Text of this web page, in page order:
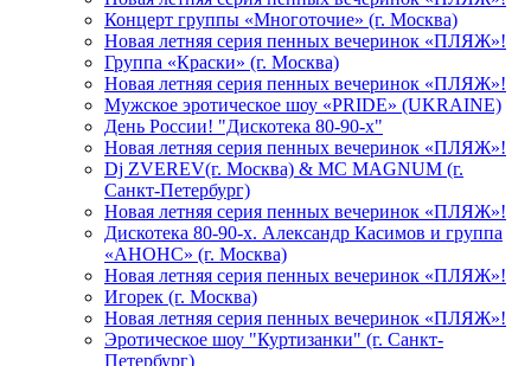
Концерт группы «Многоточие» (г. Москва)
Новая летняя серия пенных вечеринок «ПЛЯЖ»!
Группа «Краски» (г. Москва)
Новая летняя серия пенных вечеринок «ПЛЯЖ»!
Мужское эротическое шоу «PRIDE» (UKRAINE)
День России! "Дискотека 80-90-х"
Новая летняя серия пенных вечеринок «ПЛЯЖ»!
Dj ZVEREV(г. Москва) & MC MAGNUM (г.
Санкт-Петербург)
Новая летняя серия пенных вечеринок «ПЛЯЖ»!
Дискотека 80-90-х. Александр Касимов и группа
«АНОНС» (г. Москва)
Новая летняя серия пенных вечеринок «ПЛЯЖ»!
Игорек (г. Москва)
Новая летняя серия пенных вечеринок «ПЛЯЖ»!
Эротическое шоу "Куртизанки" (г. Санкт-
Петербург)